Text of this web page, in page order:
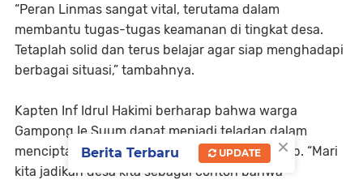
“Peran Linmas sangat vital, terutama dalam
membantu tugas-tugas keamanan di tingkat desa.
Tetaplah solid dan terus belajar agar siap menghadapi
berbagai situasi,” tambahnya.
Kapten Inf Idrul Hakimi berharap bahwa warga
Gampong Ie Suum dapat menjadi teladan dalam
menciptakan lingkungan yang aman dan tertib. “Mari
kita jadikan desa kita sebagai contoh bahwa
×
Berita Terbaru UPDATE